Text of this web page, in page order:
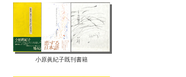
小原眞紀子既刊書籍